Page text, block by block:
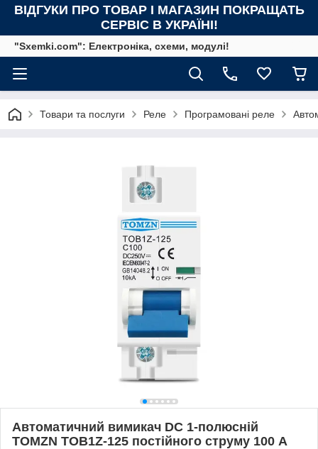
ВІДГУКИ ПРО ТОВАР І МАГАЗИН ПОКРАЩАТЬ
СЕРВІС В УКРАЇНІ!
"Sxemki.com": Електроніка, схеми, модулі!
Товари та послуги Реле Програмовані реле
Автоматичний вимикач DC 1-полюсній
TOMZN TOB1Z-125 постійного струму 100 А